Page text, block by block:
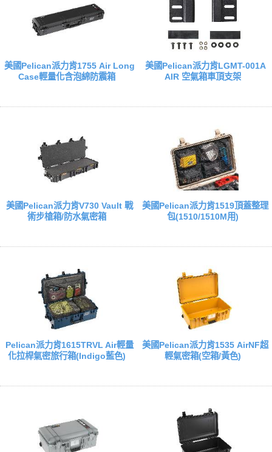
美國Pelican派力肯1755 Air Long
Case輕量化含泡綿防震箱
美國Pelican派力肯LGMT-001A
AIR 空氣箱車頂支架
美國Pelican派力肯V730 Vault 戰
術步槍箱/防水氣密箱
美國Pelican派力肯1519頂蓋整理
包(1510/1510M用)
Pelican派力肯1615TRVL Air輕量
化拉桿氣密旅行箱(Indigo藍色)
美國Pelican派力肯1535 AirNF超
輕氣密箱(空箱/黃色)